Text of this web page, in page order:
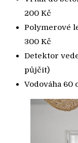
200 Kč
Polymerové
300 Kč
Detektor
půjčit)
Vodováha 60